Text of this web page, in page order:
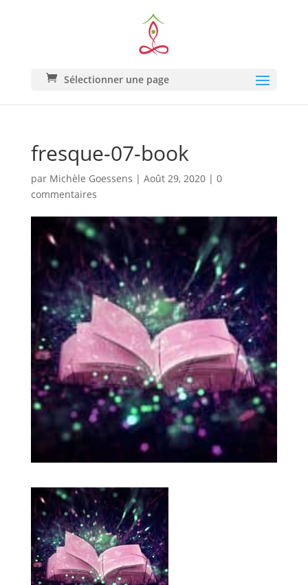
Sélectionner une page
fresque-07-book
par Michèle Goessens | Août 29, 2020| 0
commentaires